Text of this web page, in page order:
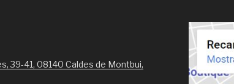
39-41, 08140 Caldes de Montbui,